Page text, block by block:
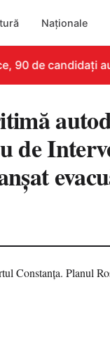
Naționale
de candidați au
de